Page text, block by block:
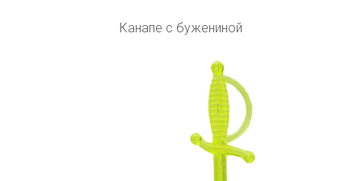
Канапе с бужениной